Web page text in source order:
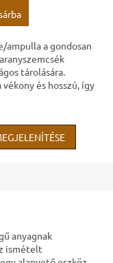
ampulla a gondosan
tárolására.
vékony és hosszú, így
űrtartalma...
anyagnak
ismételt